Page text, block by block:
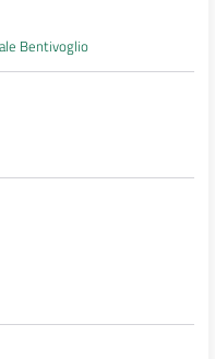
Bentivoglio